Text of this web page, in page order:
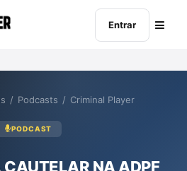
Entrar
/ Podcasts / Criminal Player
PODCAST
NA ADPF